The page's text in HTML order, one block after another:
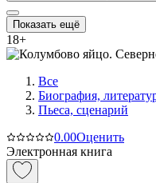
Показать ещё
18+
Все
Биография,
Пьеса, сценарий
0.00Оценить
Электронная книга